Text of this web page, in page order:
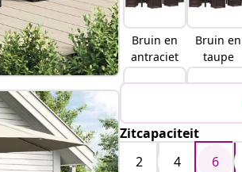
Bruin en
antraciet
Bruin en
taupe
Wit en
taupe
Wit en
lichtgrijs
Zitcapaciteit
2
4 6